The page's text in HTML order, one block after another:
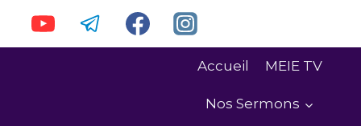
Accueil MEIE TV
Nos Sermons
La diffusion
MEIE TV EN DIRECT ICI